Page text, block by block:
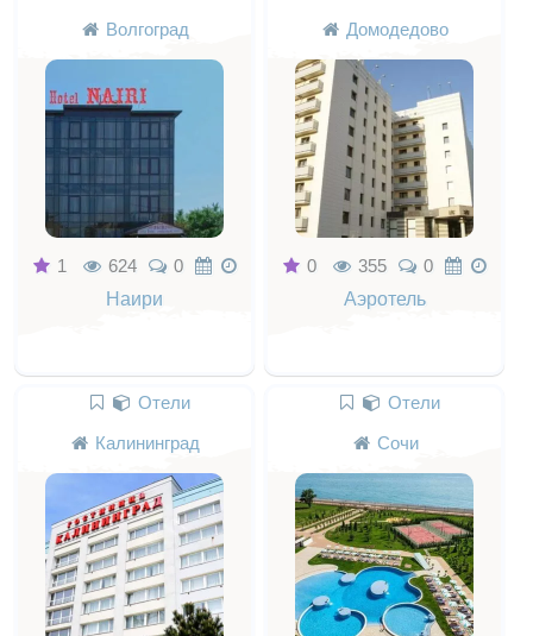
Волгоград
1 624
0
Наири
Домодедово
0 355
0
Аэротель
Отели
Калининград
Отели
Сочи